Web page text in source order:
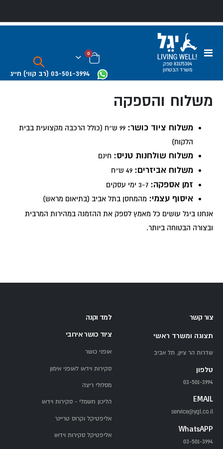
Toggle
83175304 ספק
משרד הבטחון
03-501-3994 (רב קווי) חייג
Cart
0
משלוח והספקה
משלוח ציוד כושר:
99 ש״ח (כולל הרכבה מקצועית בבית
הלקוח)
משלוח שולחנות טניס: חינם
משלוח אביזרים:
זמן אספקה:
איסוף עצמי: מהמחסן בתל אביב (בתיאום מראש)
אנחנו ביגל עושים כל מאמץ לספק את ההזמנה במהירות המרבית
ובצורה הבטוחה ביותר.
צור קשר
תצוגה ומשרד ראשי
שדרות הר ציון, תל אביב
טלפון
03-501-3994
EMAIL
service@ygl.co.il
WhatsAPP
03-501-3994
למד וקנה
ציוד כושר אירובי
אופני כושר
סקירות וידאו לאופני אימון
מסלולי ריצה
הליכון חשמלי - סקירות וידאו
אליפטיקל וקרוס טריינר
אליפטיקל סקירות וידאו